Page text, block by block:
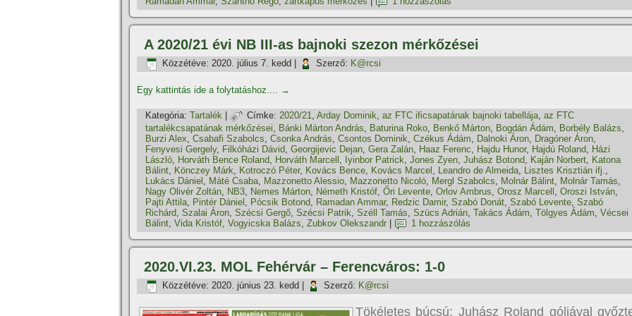
A 2020/21 évi NB III-as bajnoki szezon mérkőzései
Közzétéve: 2020. július 7. kedd Szerző: K@rcsi
Egy kattintás ide a folytatáshoz.... →
Kategória: Tartalék Címke: 2020/21, Arday Dominik, az FTC ificsapatának bajnoki tabellája, az FTC
tartalékcsapatának mérkőzései, Bánki Márton András, Baturina Roko, Benkő Márton, Bogdán Ádám, Borbély Balázs,
Burzi Alex, Csabafi Szabolcs, Csonka András, Csontos Dominik, Czékus Ádám, Dalnoki Áron, Dragóner Áron,
Fenyvesi Gergely, Filkóházi Dávid, Georgijevic Dejan, Gera Zalán, Haaz Ferenc, Hajdu Hunor, Hajdú Roland, Házi
László, Horváth Bence Roland, Horváth Marcell , Iyinbor Patrick, Jones Zyen, Juhász Botond, Kaján Norbert, Katona
Bálint, Könczey Márk, Kotroczó Péter, Kovács Bence, Kovács Marcel , Leandro de Almeida, Lisztes Krisztián ifj.,
Lukács Dániel , Máté Csaba, Mazzonetto Alessio, Mazzonetto Nicoló, Mergl Szabolcs, Molnár Bálint, Molnár Tamás,
Nagy Olivér Zoltán, NB3, Nemes Márton, Németh Kristóf, Őri Levente, Orlov Ambrus, Orosz Marcell , Oroszi István,
Pajti Attila, Pintér Dániel , Pócsik Botond, Ramadan Ammar, Redzic Damir, Szabó Donát, Szabó Levente, Szabó
Richárd, Szalai Áron, Szécsi Gergő, Szécsi Patrik, Széll Tamás, Szücs Adrián, Takács Ádám, Tölgyes Ádám, Vécsei
Bálint, Vida Kristóf, Vogyicska Balázs, Zubkov Olekszandr 1 hozzászólás
2020.VI.23. MOL Fehérvár – Ferencváros: 1-0
Közzétéve: 2020. június 23. kedd Szerző: K@rcsi
Tökéletes búcsú: Juhász Roland góljával